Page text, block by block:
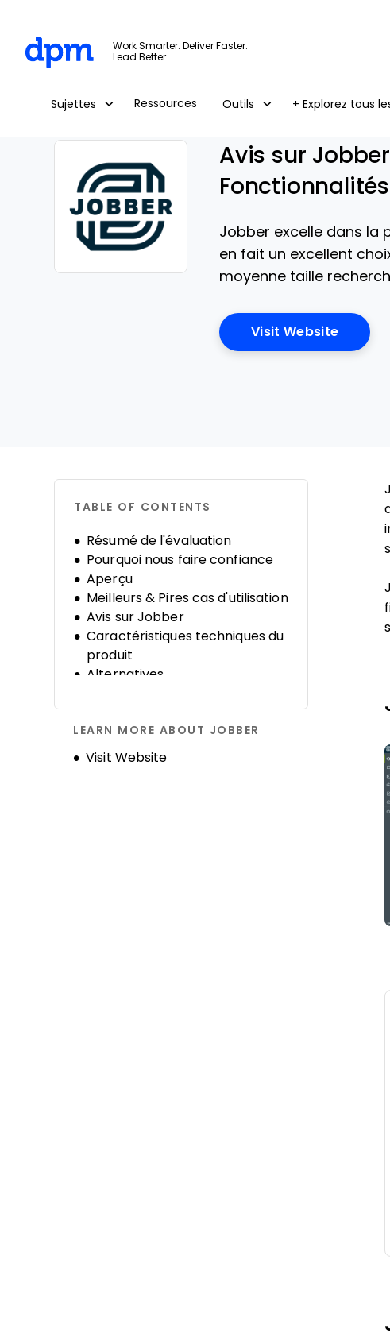
Skip to main content
Work Smarter. Deliver Faster.
Lead Better.
Sujettes Ressources Outils + Explorez tous
Avis sur
Jobber excelle dans la
en fait un excellent
moyenne taille
Visit WebsiteOpens
TABLE OF CONTENTS
Résumé de l'évaluation
Pourquoi nous faire confiance
Aperçu
Meilleurs & Pires cas d'utilisation
Avis sur Jobber
Caractéristiques techniques du
produit
Alternatives
Historique de l'entreprise
LEARN MORE ABOUT JOBBER
Visit Website
Opens new window